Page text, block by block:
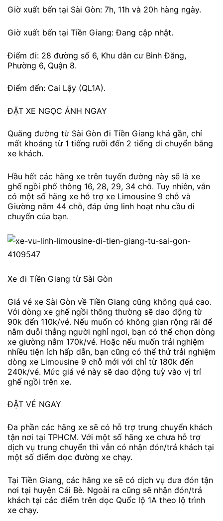
Giờ xuất bến tại Sài Gòn: 7h, 11h và 20h hàng ngày.
Giờ xuất bến tại Tiền Giang: Đang cập nhật.
Điểm đi: 28 đường số 6, Khu dân cư Bình Đăng,
Phường 6, Quận 8.
Điểm đến: Cai Lậy (QL1A).
ĐẶT XE NGỌC ÁNH NGAY
Quãng đường từ Sài Gòn đi Tiền Giang khá gần, chỉ
mất khoảng từ 1 tiếng rưỡi đến 2 tiếng di chuyển bằng
xe khách.
Hầu hết các hãng xe trên tuyến đường này sẽ là xe
ghế ngồi phổ thông 16, 28, 29, 34 chỗ. Tuy nhiên, vẫn
có một số hãng xe hỗ trợ xe Limousine 9 chỗ và
Giường nằm 44 chỗ, đáp ứng linh hoạt nhu cầu di
chuyển của bạn.
Xe đi Tiền Giang từ Sài Gòn
Giá vé xe Sài Gòn về Tiền Giang cũng không quá cao.
Với dòng xe ghế ngồi thông thường sẽ dao động từ
90k đến 110k/vé. Nếu muốn có không gian rộng rãi để
nằm duỗi thẳng người nghỉ ngơi, bạn có thể chọn dòng
xe giường nằm 170k/vé. Hoặc nếu muốn trải nghiệm
nhiều tiện ích hấp dẫn, bạn cũng có thể thử trải nghiệm
dòng xe Limousine 9 chỗ mới với chỉ từ 180k đến
240k/vé. Mức giá vé này sẽ dao động tuỳ vào vị trí
ghế ngồi trên xe.
ĐẶT VÉ NGAY
Đa phần các hãng xe sẽ có hỗ trợ trung chuyển khách
tận nơi tại TPHCM. Với một số hãng xe chưa hỗ trợ
dịch vụ trung chuyển thì vẫn có nhận đón/trả khách tại
một số điểm dọc đường xe chạy.
Tại Tiền Giang, các hãng xe sẽ có dịch vụ đưa đón tận
nơi tại huyện Cái Bè. Ngoài ra cũng sẽ nhận đón/trả
khách tại các điểm trên dọc Quốc lộ 1A theo lộ trình
xe chạy.